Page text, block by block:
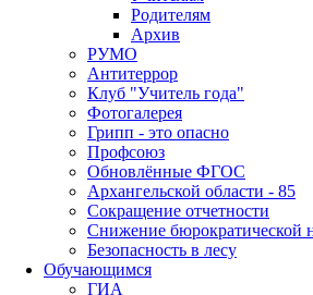
Родителям
Архив
РУМО
Антитеррор
Клуб "Учитель года"
Фотогалерея
Грипп - это опасно
Профсоюз
Обновлённые ФГОС
Архангельской области - 85
Сокращение отчетности
Снижение бюрократической
Безопасность в лесу
Обучающимся
ГИА